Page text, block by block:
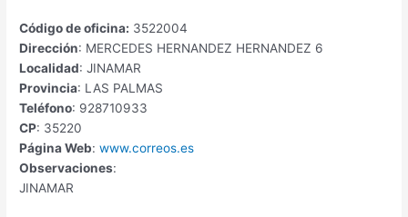
Código de oficina: 3522004
Dirección: MERCEDES HERNANDEZ HERNANDEZ 6
Localidad: JINAMAR
Provincia: LAS PALMAS
Teléfono: 928710933
CP: 35220
Página Web: www.correos.es
Observaciones:
JINAMAR